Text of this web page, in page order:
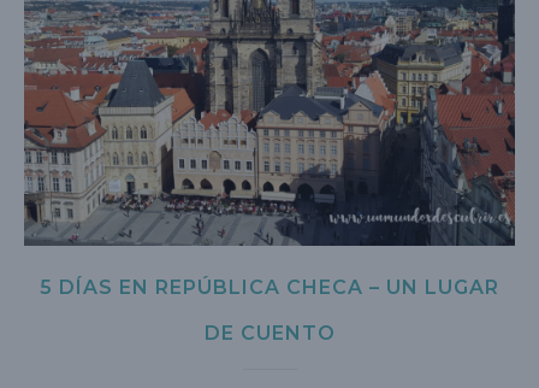
5 DÍAS EN REPÚBLICA CHECA – UN LUGAR
DE CUENTO